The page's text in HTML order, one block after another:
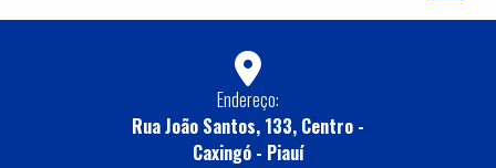
Endereço:
Rua João Santos, 133, Centro -
Caxingó - Piauí